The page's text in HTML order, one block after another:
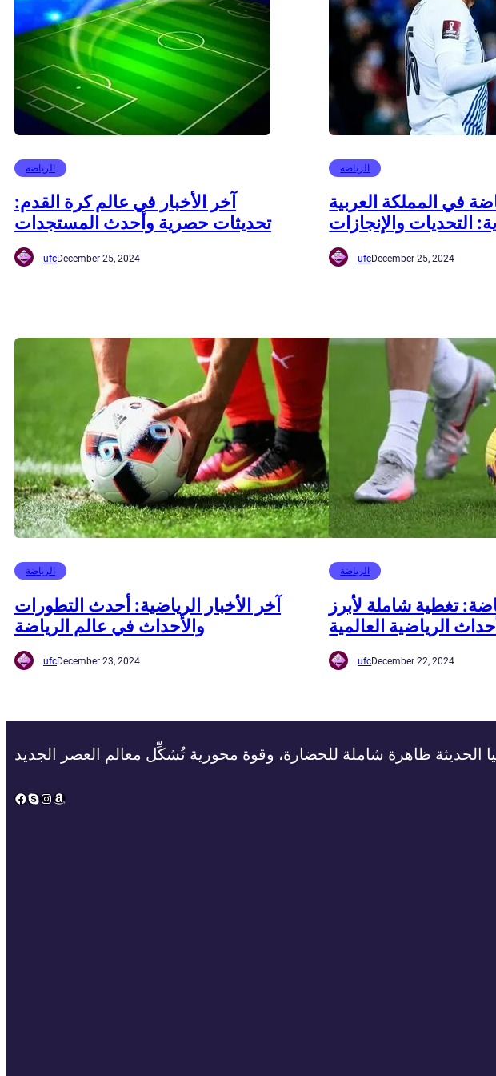
الرياضة
آخر الأخبار في عالم كرة القدم:
تحديثات حصرية وأحدث المستجدات
ufcDecember 25, 2024
الرياضة
في المملكة العربية
التحديات والإنجازات
ufcDecember 25, 2024
الرياضة
آخر الأخبار الرياضية: أحدث التطورات
والأحداث في عالم الرياضة
ufcDecember 23, 2024
الرياضة
تغطية شاملة لأبرز
الرياضية العالمية
ufcDecember 22, 2024
الحديثة ظاهرة شاملة للحضارة، وقوة محورية تُشكِّل معالم العصر الجديد
Facebook
Skype
Instagram
Amazon